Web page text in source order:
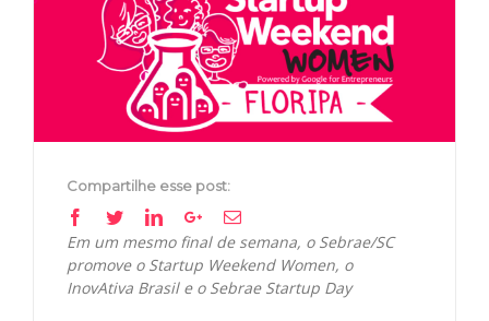
Compartilhe esse post:
Facebook
TwitterLinkedinGoogle+Email
Em um mesmo final de semana, o Sebrae/SC
promove o Startup Weekend Women, o
InovAtiva Brasil e o Sebrae Startup Day